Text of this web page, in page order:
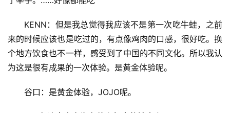
KENN：但是我总觉得我应该不是第一次吃牛蛙，之前
来的时候应该也是吃过的，有点像鸡肉的口感，很好吃。换
个地方饮食也不一样，感受到了中国的不同文化。所以我认
为这是很有成果的一次体验。是黄金体验呢。
谷口：是黄金体验，JOJO呢。